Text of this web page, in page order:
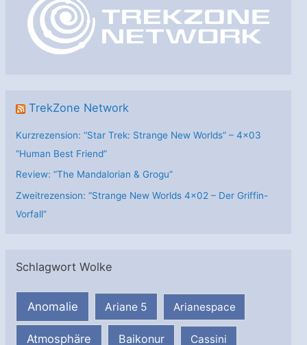
TrekZone Network
Kurzrezension: “Star Trek: Strange New Worlds” – 4×03
“Human Best Friend”
Review: “The Mandalorian & Grogu”
Zweitrezension: “Strange New Worlds 4×02 – Der Griffin-
Vorfall”
Schlagwort Wolke
Anomalie Ariane 5 Arianespace
Atmosphäre Baikonur Cassini